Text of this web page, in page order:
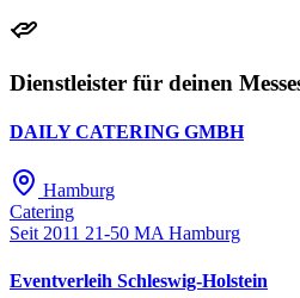
Dienstleister für deinen
DAILY CATERING GMBH
Hamburg
Catering
Seit 2011 21-50 MA Hamburg
Eventverleih Schleswig-Holstein